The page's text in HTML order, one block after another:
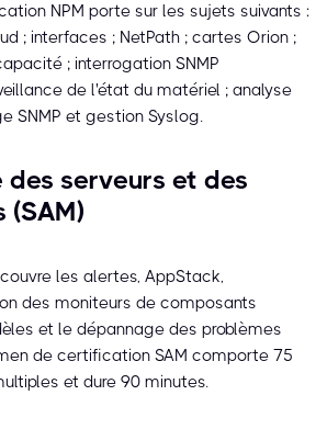
NPM porte sur les sujets suivants :
; interfaces ; NetPath ; cartes Orion ;
; interrogation SNMP
de l'état du matériel ; analyse
SNMP et gestion Syslog.
des serveurs et des
les alertes, AppStack,
des moniteurs de composants
et le dépannage des problèmes
de certification SAM comporte 75
et dure 90 minutes.